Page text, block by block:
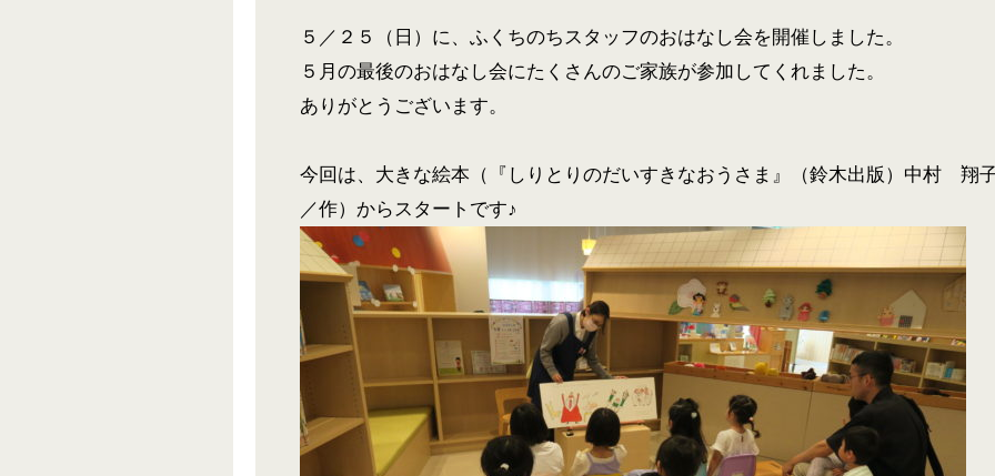
５／２５（日）に、ふくちのちスタッフのおはなし会を開催しました。
５月の最後のおはなし会にたくさんのご家族が参加してくれました。
ありがとうございます。
今回は、大きな絵本（『しりとりのだいすきなおうさま』（鈴木出版）中村 翔
／作）からスタートです♪